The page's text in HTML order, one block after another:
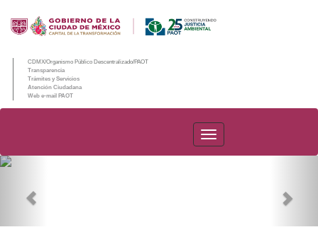
CDMX/Organismo Público Descentralizado/PAOT
Transparencia
Trámites y Servicios
Atención Ciudadana
Web e-mail PAOT
PAOT